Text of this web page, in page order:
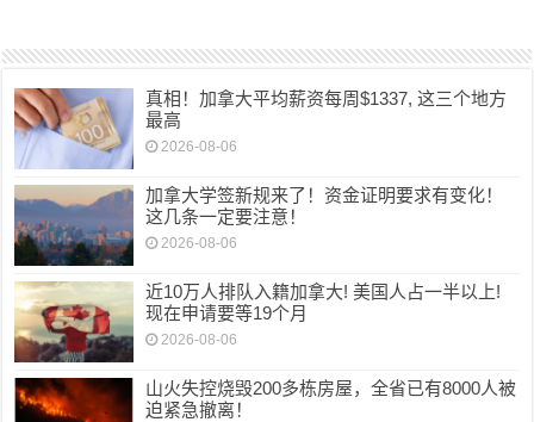
真相！加拿大平均薪资每周$1337, 这三个地方
最高
2026-08-06
加拿大学签新规来了！资金证明要求有变化！
这几条一定要注意！
2026-08-06
近10万人排队入籍加拿大! 美国人占一半以上!
现在申请要等19个月
2026-08-06
山火失控烧毁200多栋房屋，全省已有8000人被
迫紧急撤离！